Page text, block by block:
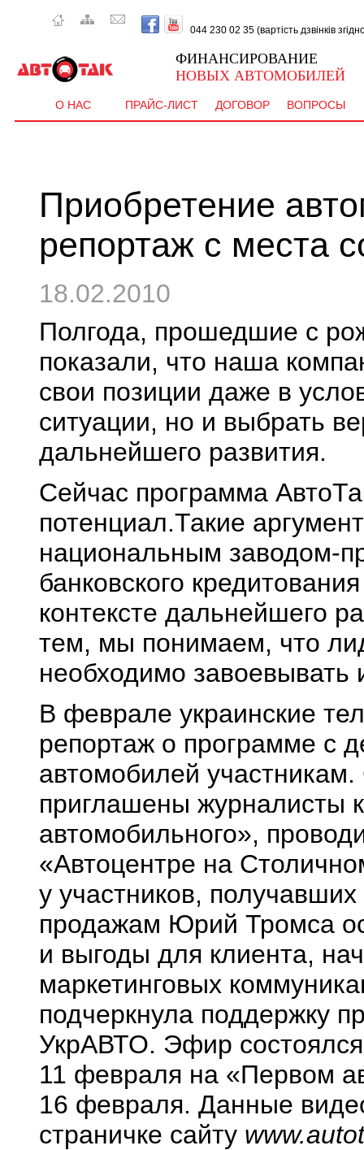
044 230 02 35 (вартість дзвінків
ФИНАНСИРОВАНИЕ
НОВЫХ АВТОМОБИЛЕЙ
О НАС ПРАЙС-ЛИСТ ДОГОВОР ВОПРОСЫ
Приобретение
репортаж с места
18.02.2010
Полгода, прошедшие с
показали, что наша
свои позиции даже в
ситуации, но и выбрать
дальнейшего развития.
Сейчас программа
потенциал.Такие
национальным заводом-
банковского
контексте дальнейшего
тем, мы понимаем, что
необходимо завоевывать
В феврале украинские
репортаж о программе с
автомобилей
приглашены журналисты
автомобильного»,
«Автоцентре на
у участников,
продажам Юрий Тромса
и выгоды для клиента,
маркетинговых
подчеркнула поддержку
УкрАВТО. Эфир
11 февраля на «Первом
16 февраля. Данные
страничке сайту